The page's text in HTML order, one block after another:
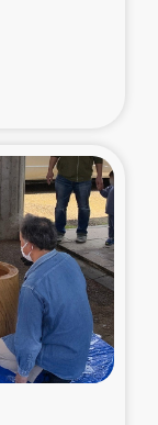
改善事業
支援